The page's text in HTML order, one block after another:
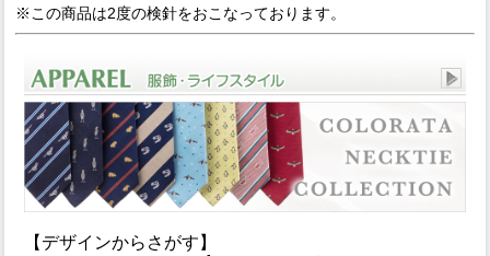
※この商品は2度の検針をおこなっております。